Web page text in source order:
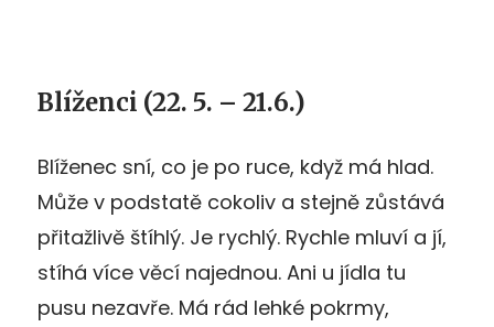
Blíženci (22. 5. – 21.6.)
Blíženec sní, co je po ruce, když má hlad.
Může v podstatě cokoliv a stejně zůstává
přitažlivě štíhlý. Je rychlý. Rychle mluví a jí,
stíhá více věcí najednou. Ani u jídla tu
pusu nezavře. Má rád lehké pokrmy,